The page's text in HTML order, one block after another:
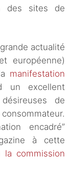
des sites de
actualité
européenne)
manifestation
un excellent
de
encadré”
à cette
la commission